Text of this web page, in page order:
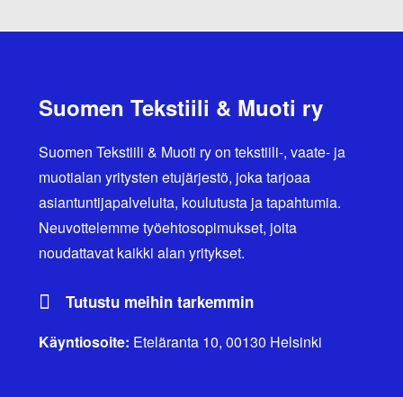
Suomen Tekstiili & Muoti ry
Suomen Tekstiili & Muoti ry on tekstiili-, vaate- ja
muotialan yritysten etujärjestö, joka tarjoaa
asiantuntijapalveluita, koulutusta ja tapahtumia.
Neuvottelemme työehtosopimukset, joita
noudattavat kaikki alan yritykset.
Tutustu meihin tarkemmin
Käyntiosoite: Eteläranta 10, 00130 Helsinki